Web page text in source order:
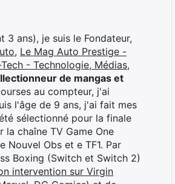
ans), je suis le Fondateur,
, Le Mag Auto Prestige -
- Technologie, Médias,
de mangas et
au compteur, j'ai
l'âge de 9 ans, j'ai fait mes
sélectionné pour la finale
la chaîne TV Game One
Nouvel Obs et e TF1. Par
Boxing (Switch et Switch 2)
intervention sur Virgin